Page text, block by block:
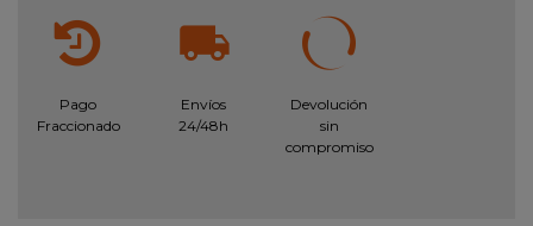
Pago
Fraccionado
Envíos
24/48h
Devolución
sin
compromiso